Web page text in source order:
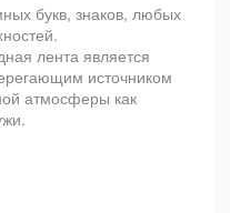
букв, знаков, любых
лента является
источником
атмосферы как